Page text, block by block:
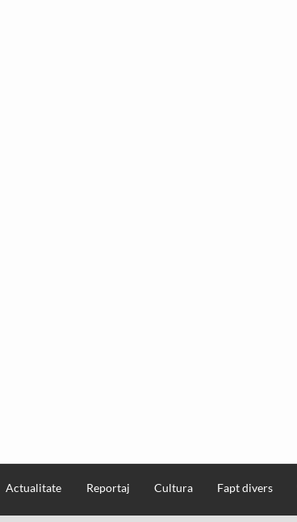
Actualitate Reportaj Cultura Fapt divers